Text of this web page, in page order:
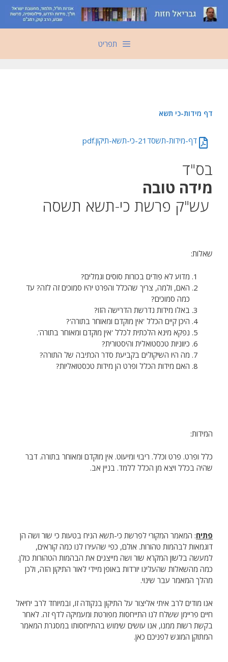
לדלג
לתוכן
תפריט
‏‏דף מידות-כי תשא
‏‏דף-מידות-תשסד21-כי-תשא-תיקון.pdf
בס"ד
מידה טובה
עש"ק פרשת כי-תשא תשסה
שאלות:
מדוע לא פודים בכורות סוסים וגמלים?
האם, ולמה, צריך שהכלל והפרט יהיו סמוכים זה לזה? עד
כמה סמוכים?
באלו מידות נדרשת הדרישה הזו?
היכן קיים הכלל 'אין מוקדם ומאוחר בתורה'?
נפקא מינא הלכתית לכלל 'אין מוקדם ומאוחר בתורה'.
כיווניות טכסטואלית והיסטורית?
מה היו השיקולים בקביעת סדר הכתיבה של התורה?
האם מידות הכלל ופרט הן מידות טכסטואליות?
המידות:
כלל ופרט. פרט וכלל. ריבוי ומיעוט. אין מוקדם ומאוחר בתורה. דבר
שהיה בכלל ויצא מן הכלל ללמד. בניין אב.
פתיח: המאמר המקורי לפרשת כי-תשא הניח בטעות כי שור ושה הן
דוגמאות לבהמות טהורות. אולם, כפי שהעירו לנו כמה קוראים,
למעשה בלשון המקרא שור ושה מייצגים את הבהמות הטהורות כולן.
כמה מהשאלות שהעלינו יורדות באופן מיידי לאור התיקון הזה, ולכן
מהלך המאמר עבר שינוי.
אנו מודים לרב איתי אליצור על התיקון בנקודה זו, ובמיוחד לרב יחיאל
חיים פריימן ששלח לנו התייחסות מפורטת ומעמיקה לדף זה. לאחר
בקשת רשות ממנו, אנו עושים שימוש בהתייחסותו במסגרת המאמר
המתוקן המוגש לפניכם כאן.